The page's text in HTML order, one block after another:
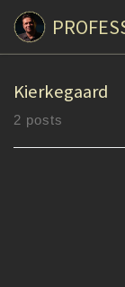
Skip to content
Kierkegaard
2 posts